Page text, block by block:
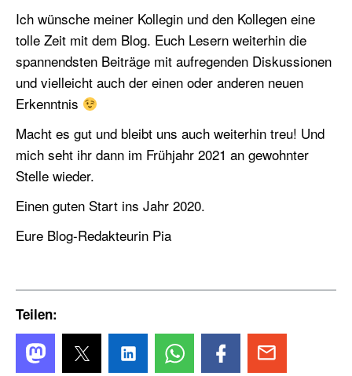
Ich wünsche meiner Kollegin und den Kollegen eine
tolle Zeit mit dem Blog. Euch Lesern weiterhin die
spannendsten Beiträge mit aufregenden Diskussionen
und vielleicht auch der einen oder anderen neuen
Erkenntnis
Macht es gut und bleibt uns auch weiterhin treu! Und
mich seht ihr dann im Frühjahr 2021 an gewohnter
Stelle wieder.
Einen guten Start ins Jahr 2020.
Eure Blog-Redakteurin Pia
Teilen: